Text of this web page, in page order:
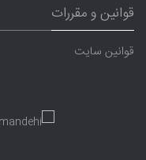
قوانین و مقررات
قوانین سایت